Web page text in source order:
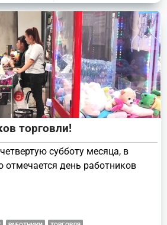
торговли!
субботу месяца, в
отмечается день работников